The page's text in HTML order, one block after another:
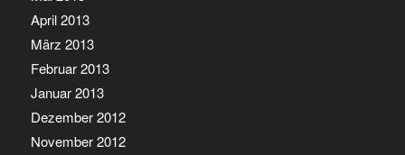
April 2013
März 2013
Februar 2013
Januar 2013
Dezember 2012
November 2012